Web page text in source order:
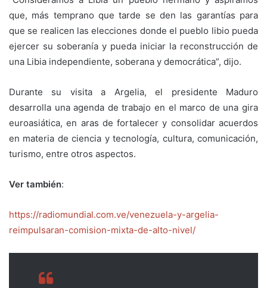
que, más temprano que tarde se den las garantías para
que se realicen las elecciones donde el pueblo libio pueda
ejercer su soberanía y pueda iniciar la reconstrucción de
una Libia independiente, soberana y democrática”, dijo.
Durante su visita a Argelia, el presidente Maduro
desarrolla una agenda de trabajo en el marco de una gira
euroasiática, en aras de fortalecer y consolidar acuerdos
en materia de ciencia y tecnología, cultura, comunicación,
turismo, entre otros aspectos.
Ver también:
https://radiomundial.com.ve/venezuela-y-argelia-
reimpulsaran-comision-mixta-de-alto-nivel/